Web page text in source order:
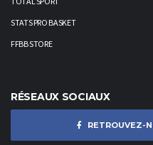
STATS PRO BASKET
FFBB STORE
RÉSEAUX SOCIAUX
RETROUVEZ-